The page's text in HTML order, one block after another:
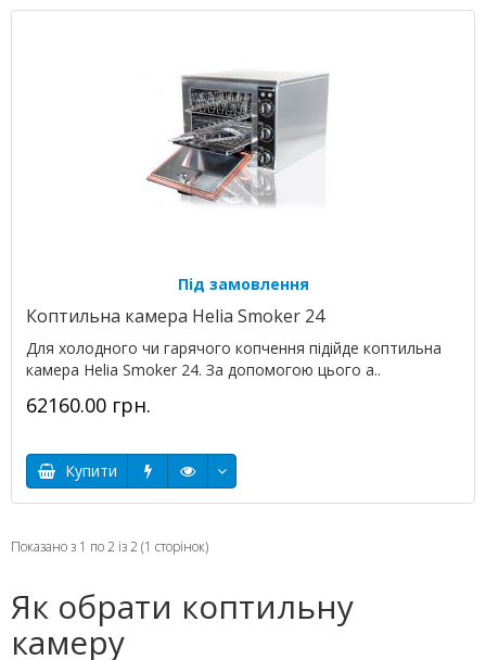
Під замовлення
Коптильна камера Helia Smoker 24
Для холодного чи гарячого копчення підійде коптильна
камера Helia Smoker 24. За допомогою цього а..
62160.00 грн.
Купити
Показано з 1 по 2 із 2 (1 сторінок)
Як обрати коптильну
камеру